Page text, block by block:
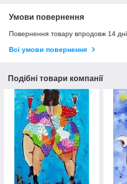
Умови повернення
Повернення товару впродовж 14
Всі умови повернення
Подібні товари компанії